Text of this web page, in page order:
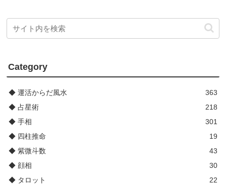
Category
◆ 運活からだ風水
363
◆ 占星術
218
◆ 手相
301
◆ 四柱推命
19
◆ 紫微斗数
43
◆ 顔相
30
◆ タロット
22